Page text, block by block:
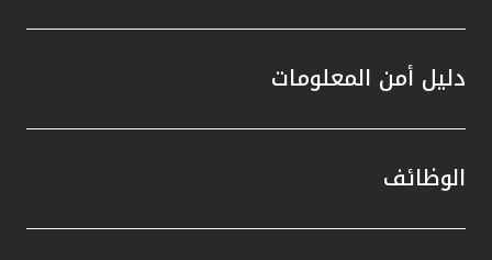
دليل أمن المعلومات
الوظائف